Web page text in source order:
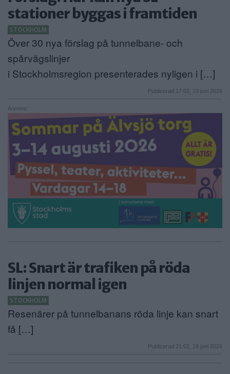
ANNONSERA
NÄRINGSLIV
MER
stationer byggas i framtiden
STOCKHOLM
Över 30 nya förslag på tunnelbane- och
spårvägslinjer
i Stockholmsregion presenterades nyligen i […]
Publicerad 17:02, 23 juni 2026
Annons:
SL: Snart är trafiken på röda
linjen normal igen
STOCKHOLM
Resenärer på tunnelbanans röda linje kan snart
få […]
Publicerad 21:02, 19 juni 2026